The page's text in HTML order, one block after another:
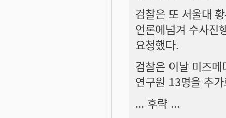
검찰은 또 서울대
언론에넘겨 수사진
요청했다.
검찰은 이날 미즈
연구원 13명을 추
... 후략 ...